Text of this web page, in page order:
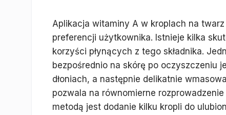
Aplikacja witaminy A w kroplach na
preferencji użytkownika. Istnieje kilka
korzyści płynących z tego składnika.
bezpośrednio na skórę po oczyszczeniu
dłoniach, a następnie delikatnie
pozwala na równomierne
metodą jest dodanie kilku kropli do